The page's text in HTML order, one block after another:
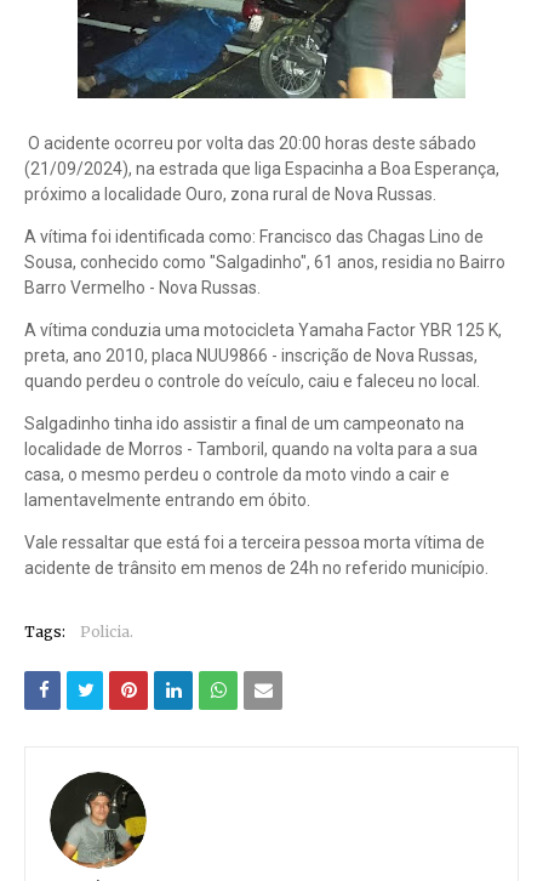
O acidente ocorreu por volta das 20:00 horas deste sábado
(21/09/2024), na estrada que liga Espacinha a Boa Esperança,
próximo a localidade Ouro, zona rural de Nova Russas.
A vítima foi identificada como: Francisco das Chagas Lino de
Sousa, conhecido como "Salgadinho", 61 anos, residia no Bairro
Barro Vermelho - Nova Russas.
A vítima conduzia uma motocicleta Yamaha Factor YBR 125 K,
preta, ano 2010, placa NUU9866 - inscrição de Nova Russas,
quando perdeu o controle do veículo, caiu e faleceu no local.
Salgadinho tinha ido assistir a final de um campeonato na
localidade de Morros - Tamboril, quando na volta para a sua
casa, o mesmo perdeu o controle da moto vindo a cair e
lamentavelmente entrando em óbito.
Vale ressaltar que está foi a terceira pessoa morta vítima de
acidente de trânsito em menos de 24h no referido município.
Tags: Policia.